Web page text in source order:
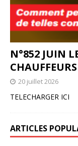
N°852 JUIN
CHAUFFEURS
20 juillet 2026
TELECHARGER ICI
ARTICLES